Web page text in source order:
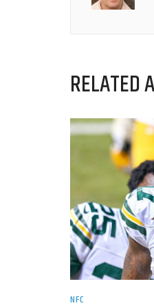
RELATED
NFC